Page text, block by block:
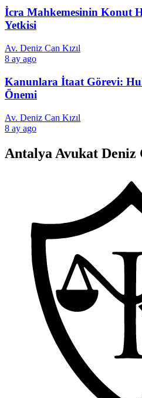
İcra Mahkemesinin Konut
Yetkisi
Av. Deniz Can Kızıl
8 ay ago
Kanunlara İtaat Görevi:
Önemi
Av. Deniz Can Kızıl
8 ay ago
Antalya Avukat Deniz